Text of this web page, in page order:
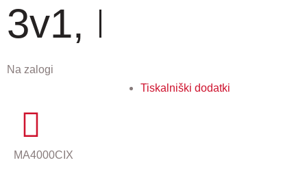
Tiskalniški dodatki
3v1, HyPAS
Na zalogi
MA4000CIX